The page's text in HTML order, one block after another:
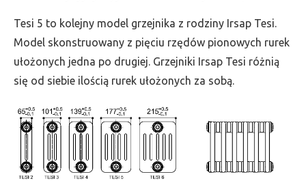
750,
szer.
180,
moc
469
Tesi 5 to kolejny model grzejnika z rodziny Irsap Tesi.
Model skonstruowany z pięciu rzędów pionowych rurek
ułożonych jedna po drugiej. Grzejniki Irsap Tesi różnią
się od siebie ilością rurek ułożonych za sobą.